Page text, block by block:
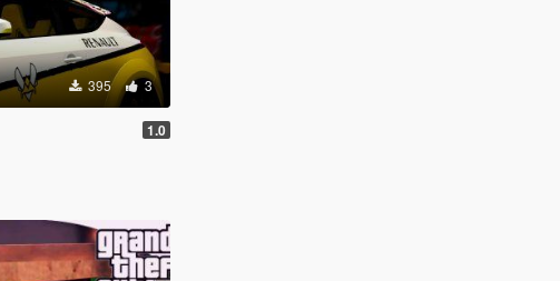
395 3
1.0